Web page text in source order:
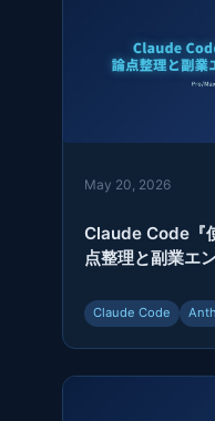
May 20, 2026
Claude Code『
点整理と副業エ
Claude Code